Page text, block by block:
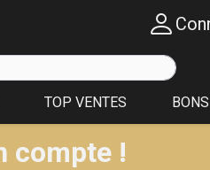
TOP VENTES
compte !